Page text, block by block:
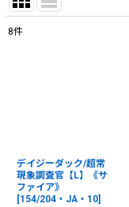
8件
デイジーダック/超常
現象調査官【L】《サ
ファイア》
[154/204・JA・10]